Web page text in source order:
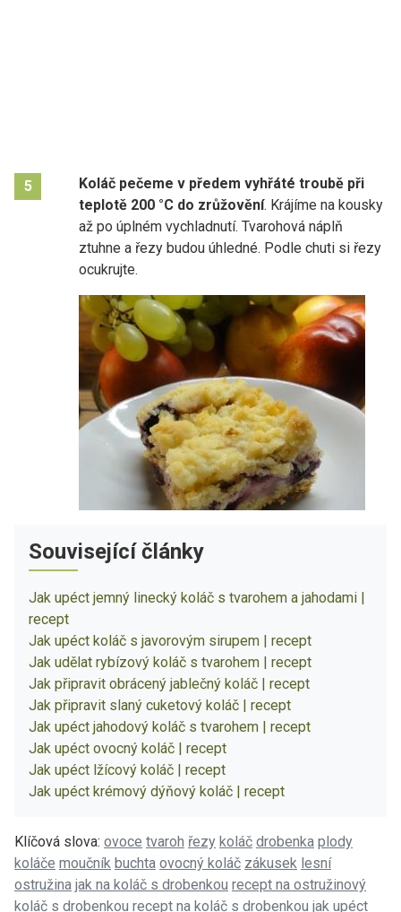
5
Koláč pečeme v předem vyhřáté troubě při
teplotě 200 °C do zrůžovění. Krájíme na kousky
až po úplném vychladnutí. Tvarohová náplň
ztuhne a řezy budou úhledné. Podle chuti si řezy
ocukrujte.
Související články
Jak upéct jemný linecký koláč s tvarohem a jahodami |
recept
Jak upéct koláč s javorovým sirupem | recept
Jak udělat rybízový koláč s tvarohem | recept
Jak připravit obrácený jablečný koláč | recept
Jak připravit slaný cuketový koláč | recept
Jak upéct jahodový koláč s tvarohem | recept
Jak upéct ovocný koláč | recept
Jak upéct lžícový koláč | recept
Jak upéct krémový dýňový koláč | recept
Klíčová slova: ovoce tvaroh řezy koláč drobenka plody
koláče moučník buchta ovocný koláč zákusek lesní
ostružina jak na koláč s drobenkou recept na ostružinový
koláč s drobenkou recept na koláč s drobenkou jak upéct